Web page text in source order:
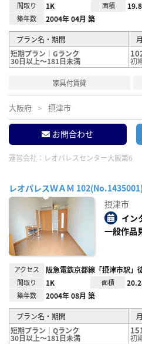
間取り 1K 面積
築年数 2004年 04月 築
プラン名・期間
短期プラン｜Gランク
30日以上～181日未満 初
家具付賃貸
大阪府 摂津市
お問合わせ
運営会社： レオパレスセンター大阪第6
レオパレスＷＡＭ 102(No.1435001)
摂津市
イン
一般作品
アクセス 阪急電鉄京都線「摂津市駅」
間取り 1K 面積
築年数 2004年 08月 築
プラン名・期間
短期プラン｜Qランク
30日以上～181日未満 初